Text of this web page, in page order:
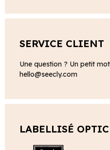
SERVICE CLIENT
Une question ? Un petit
hello@seecly.com
LABELLISÉ